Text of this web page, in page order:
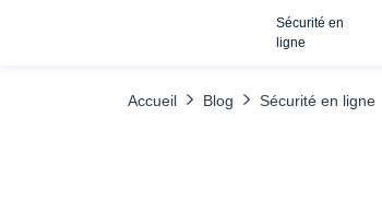
Sécurité en
ligne
Accueil Blog Sécurité en ligne
TABLE DES MATIÈRES
Des applications